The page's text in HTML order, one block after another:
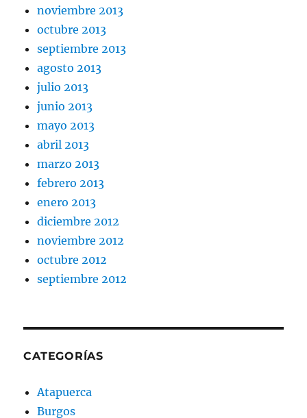
noviembre 2013
octubre 2013
septiembre 2013
agosto 2013
julio 2013
junio 2013
mayo 2013
abril 2013
marzo 2013
febrero 2013
enero 2013
diciembre 2012
noviembre 2012
octubre 2012
septiembre 2012
CATEGORÍAS
Atapuerca
Burgos